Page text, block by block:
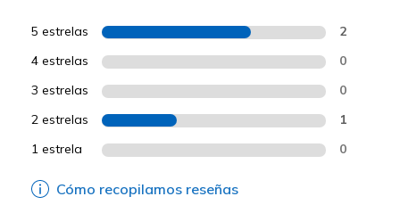
5 estrelas 2
4 estrelas 0
3 estrelas 0
2 estrelas 1
1 estrela 0
Cómo recopilamos reseñas